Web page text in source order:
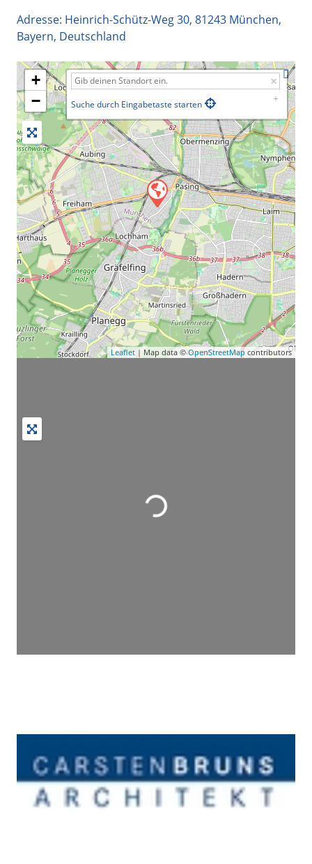
Adresse: Heinrich-Schütz-Weg 30, 81243 München,
Bayern, Deutschland
+
−
Suche durch Eingabetaste starten
Leaflet| Map data ©OpenStreetMap contributors
Wird geladen …